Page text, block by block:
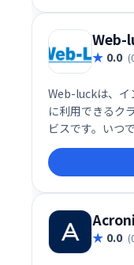
Web-
0.0
Web-luckは、イ
に利用できるク
ビスです。いつ
で、場所を問
0.0